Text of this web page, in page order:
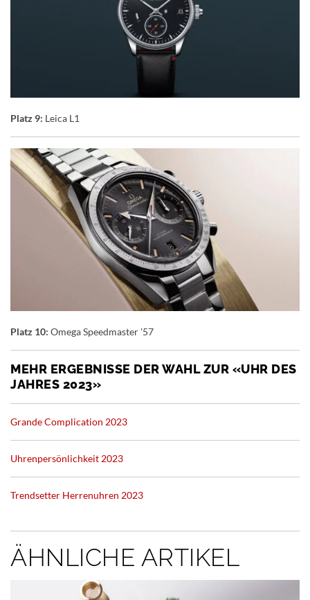
Platz 9: Leica L1
Platz 10: Omega Speedmaster '57
MEHR ERGEBNISSE DER WAHL ZUR «UHR DES
JAHRES 2023»
Grande Complication 2023
Uhrenpersönlichkeit 2023
Trendsetter Herrenuhren 2023
ÄHNLICHE ARTIKEL